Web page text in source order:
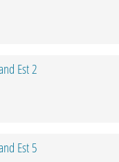
Est 2
Est 5